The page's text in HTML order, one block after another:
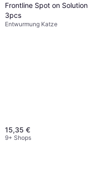
Frontline Spot on Solution
3pcs
Entwurmung Katze
15,35 €
9+ Shops